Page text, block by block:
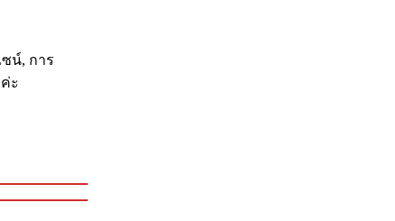
ซน์, การ
ะ